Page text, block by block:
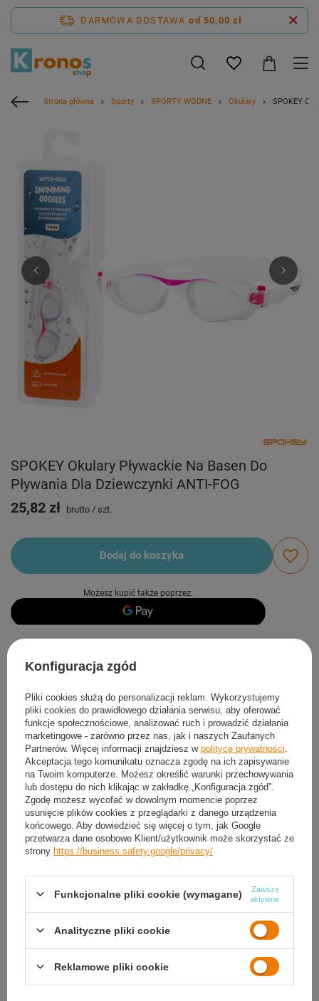
DARMOWA DOSTAWA od 50,00 zł
Strona główna Sporty SPORTY WODNE Okulary SPOKEY
SPOKEY Okulary Pływackie Na Basen Do
Pływania Dla Dziewczynki ANTI-FOG
25,82 zł
brutto / szt.
Dodaj do koszyka
Możesz kupić także poprzez:
Darmowa i szybka dostawa
Sprawdź, w którym sklepie obejrzysz i kupisz od ręki
Bezpieczne zakupy
Darmowa dostawa do paczkomatu lub punktu
odbioru
Smile - dostawy ze sklepów internetowych przy zamówieniu od50,00 złsą za
darmoWięcej informacji.
SZCZEGÓŁOWE DANE
GWARANCJA
OPINIE (0)
Konfiguracja zgód
Pliki cookies służą do personalizacji reklam. Wykorzystujemy
pliki cookies do prawidłowego działania serwisu, aby oferować
funkcje społecznościowe, analizować ruch i prowadzić działania
marketingowe - zarówno przez nas, jak i naszych Zaufanych
Partnerów. Więcej informacji znajdziesz w polityce prywatności
Akceptacja tego komunikatu oznacza zgodę na ich zapisywanie
na Twoim komputerze. Możesz określić warunki przechowywania
lub dostępu do nich klikając w zakładkę „Konfiguracja zgód”.
Zgodę możesz wycofać w dowolnym momencie poprzez
usunięcie plików cookies z przeglądarki z danego urządzenia
końcowego. Aby dowiedzieć się więcej o tym, jak Google
przetwarza dane osobowe Klient/użytkownik może skorzystać ze
strony https://business.safety.google/privacy/
Funkcjonalne pliki cookie (wymagane)
Zawsze
aktywne
Analityczne pliki cookie
Reklamowe pliki cookie